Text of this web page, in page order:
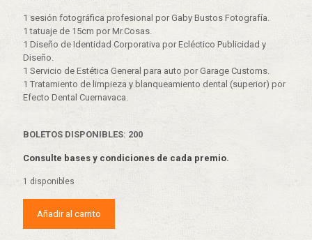
1 sesión fotográfica profesional por Gaby Bustos Fotografía.
1 tatuaje de 15cm por Mr.Cosas.
1 Diseño de Identidad Corporativa por Ecléctico Publicidad y
Diseño.
1 Servicio de Estética General para auto por Garage Customs.
1 Tratamiento de limpieza y blanqueamiento dental (superior) por
Efecto Dental Cuernavaca.
BOLETOS DISPONIBLES: 200
Consulte bases y condiciones de cada premio.
1 disponibles
Añadir al carrito